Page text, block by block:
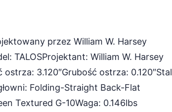
przez William W. Harsey
TALOSProjektant: William W. Harsey
ostrza: 3.120″Grubość ostrza: 0.120″Stal
Folding-Straight Back-Flat
Textured G-10Waga: 0.146lbs